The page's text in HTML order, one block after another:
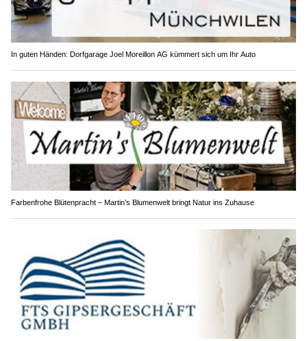
In guten Händen: Dorfgarage Joel Moreillon AG kümmert sich um Ihr Auto
Farbenfrohe Blütenpracht – Martin’s Blumenwelt bringt Natur ins Zuhause